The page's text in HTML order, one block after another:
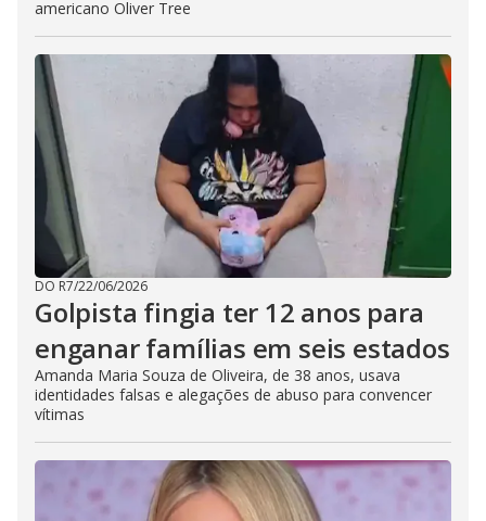
americano Oliver Tree
DO R7/22/06/2026
Golpista fingia ter 12 anos para
enganar famílias em seis estados
Amanda Maria Souza de Oliveira, de 38 anos, usava
identidades falsas e alegações de abuso para convencer
vítimas